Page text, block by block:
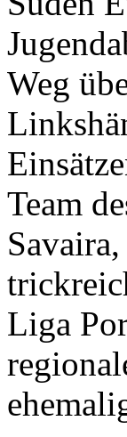
Weg
Team
Liga